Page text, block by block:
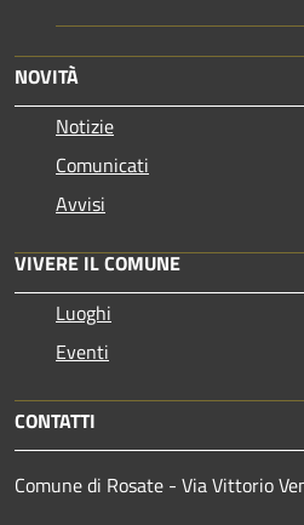
NOVITÀ
Notizie
Comunicati
Avvisi
VIVERE IL COMUNE
Luoghi
Eventi
CONTATTI
Comune di Rosate - Via Vittorio